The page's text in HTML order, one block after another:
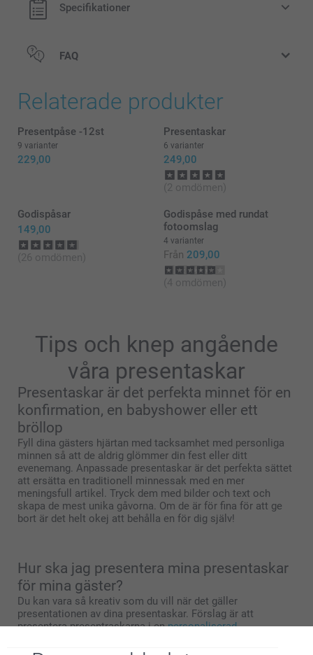
Specifikationer
FAQ
Relaterade produkter
Presentpåse -12st
9 varianter
229,00
Presentaskar
6 varianter
249,00
(2 omdömen)
Godispåsar
149,00
(26 omdömen)
Godispåse med rundat
fotoomslag
4 varianter
Från 209,00
(4 omdömen)
Tips och knep angående
våra presentaskar
Presentaskar är det perfekta minnet för en
konfirmation, en babyshower eller ett
bröllop
Fyll dina gästers hjärtan med tacksamhet med personliga
minnen så att de aldrig glömmer din fest eller ditt
evenemang. Anpassade presentaskar är det perfekta sättet
att ersätta en traditionell minnessak med en mer
meningsfull artikel. Tryck dem med bilder och text och
skapa de mest unika gåvorna. Om de är för fina för att ge
bort är det helt okej att behålla en för dig själv!
Hur ska jag presentera mina presentaskar
för mina gäster?
Du kan vara så kreativ som du vill när det gäller
presentationen av dina presentaskar. Förslag är att
presentera presentraskarna i enpersonaliserad
matcha dem med andra minnen som